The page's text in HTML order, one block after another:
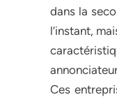
dans la
l’instant,
Ces